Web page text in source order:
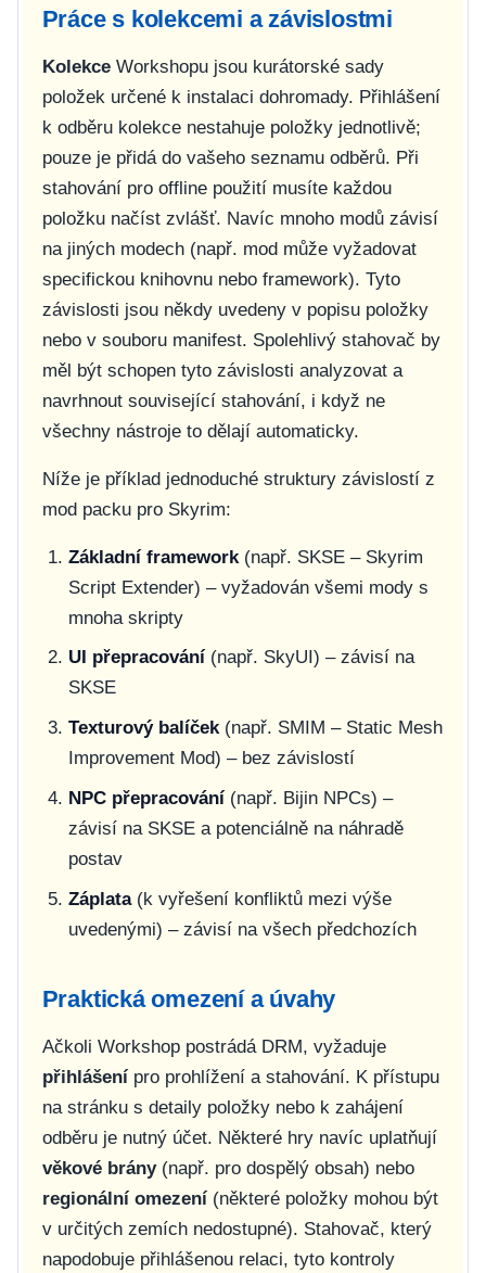
Práce s kolekcemi a závislostmi
KolekceWorkshopu jsou kurátorské sady
položek určené k instalaci dohromady. Přihlášení
k odběru kolekce nestahuje položky jednotlivě;
pouze je přidá do vašeho seznamu odběrů. Při
stahování pro offline použití musíte každou
položku načíst zvlášť. Navíc mnoho modů závisí
na jiných modech (např. mod může vyžadovat
specifickou knihovnu nebo framework). Tyto
závislosti jsou někdy uvedeny v popisu položky
nebo v souboru manifest. Spolehlivý stahovač by
měl být schopen tyto závislosti analyzovat a
navrhnout související stahování, i když ne
všechny nástroje to dělají automaticky.
Níže je příklad jednoduché struktury závislostí z
mod packu pro Skyrim:
Základní framework(např. SKSE – Skyrim
Script Extender) – vyžadován všemi mody s
mnoha skripty
UI přepracování(např. SkyUI) – závisí na
SKSE
Texturový balíček(např. SMIM – Static Mesh
Improvement Mod) – bez závislostí
NPC přepracování(např. Bijin NPCs) –
závisí na SKSE a potenciálně na náhradě
postav
Záplata(k vyřešení konfliktů mezi výše
uvedenými) – závisí na všech předchozích
Praktická omezení a úvahy
Ačkoli Workshop postrádá DRM, vyžaduje
přihlášenípro prohlížení a stahování. K přístupu
na stránku s detaily položky nebo k zahájení
odběru je nutný účet. Některé hry navíc uplatňují
věkové brány(např. pro dospělý obsah) nebo
regionální omezení(některé položky mohou být
v určitých zemích nedostupné). Stahovač, který
napodobuje přihlášenou relaci, tyto kontroly